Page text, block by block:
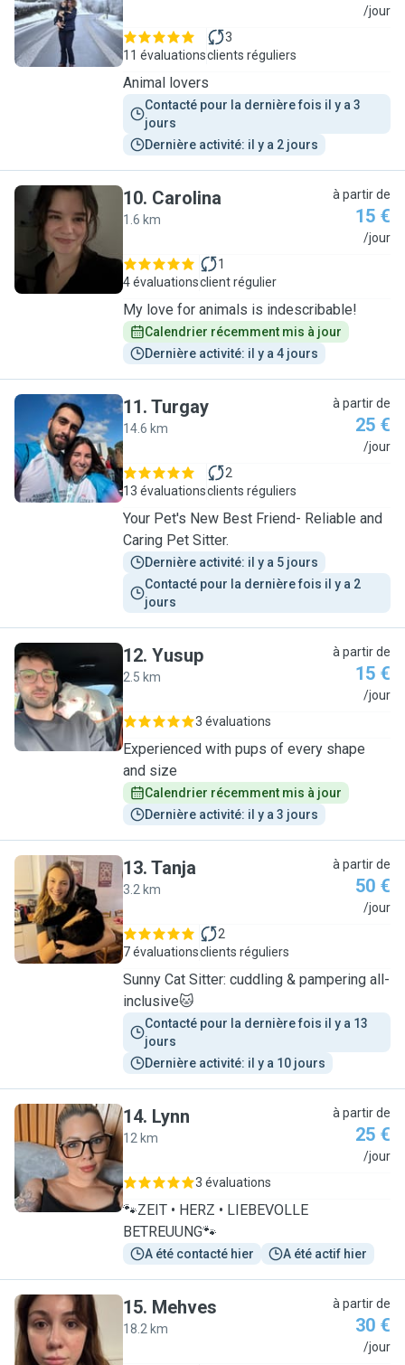
E /jour
11 évaluations
3
clients réguliers
Animal lovers
Contacté pour la dernière fois il y a 3
jours
Dernière activité: il y a 2 jours
C
10. Carolina
1.6 km
à partir de
15 €
/jour
4 évaluations
1
client régulier
My love for animals is indescribable!
Calendrier récemment mis à jour
Dernière activité: il y a 4 jours
T
11. Turgay
14.6 km
à partir de
25 €
/jour
13 évaluations
2
clients réguliers
Your Pet's New Best Friend- Reliable and
Caring Pet Sitter.
Dernière activité: il y a 5 jours
Contacté pour la dernière fois il y a 2
jours
Y
12. Yusup
2.5 km
à partir de
15 €
/jour
3 évaluations
Experienced with pups of every shape
and size
Calendrier récemment mis à jour
Dernière activité: il y a 3 jours
T
13. Tanja
3.2 km
à partir de
50 €
/jour
7 évaluations
2
clients réguliers
Sunny Cat Sitter: cuddling & pampering all-
inclusive🐱
Contacté pour la dernière fois il y a 13
jours
Dernière activité: il y a 10 jours
L
14. Lynn
12 km
à partir de
25 €
/jour
3 évaluations
🐾ZEIT • HERZ • LIEBEVOLLE
BETREUUNG🐾
A été contacté hier A été actif hier
M
15. Mehves
18.2 km
à partir de
30 €
/jour